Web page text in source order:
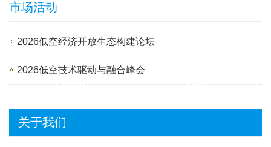
市场活动
2026低空经济开放生态构建论坛
2026低空技术驱动与融合峰会
关于我们